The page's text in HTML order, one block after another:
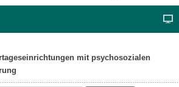
mit psychosozialen